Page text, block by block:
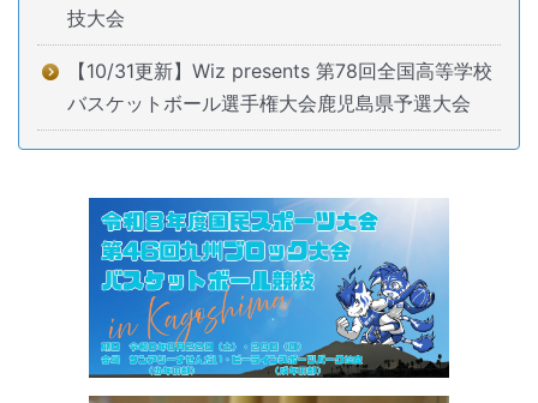
技大会
【10/31更新】Wiz presents 第78回全国高等学校
バスケットボール選手権大会鹿児島県予選大会